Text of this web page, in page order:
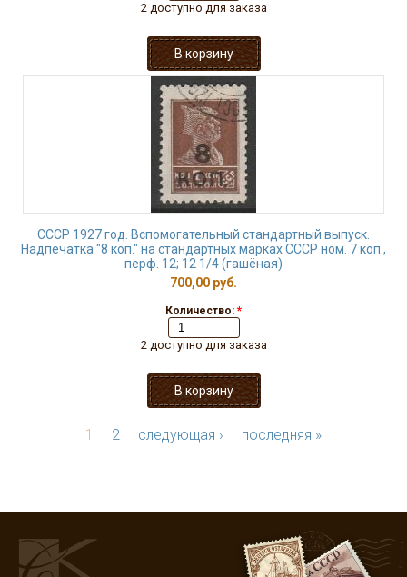
2 доступно для заказа
СССР 1927 год. Вспомогательный стандартный выпуск.
Надпечатка "8 коп." на стандартных марках СССР ном. 7 коп.,
перф. 12; 12 1/4 (гашёная)
700,00 руб.
Количество: *
2 доступно для заказа
1 2 следующая › последняя »